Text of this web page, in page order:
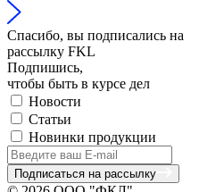
Спасибо, вы подписались на
рассылку FKL
Подпишись,
чтобы быть в курсе дел
Новости
Статьи
Новинки продукции
Подписаться на рассылку